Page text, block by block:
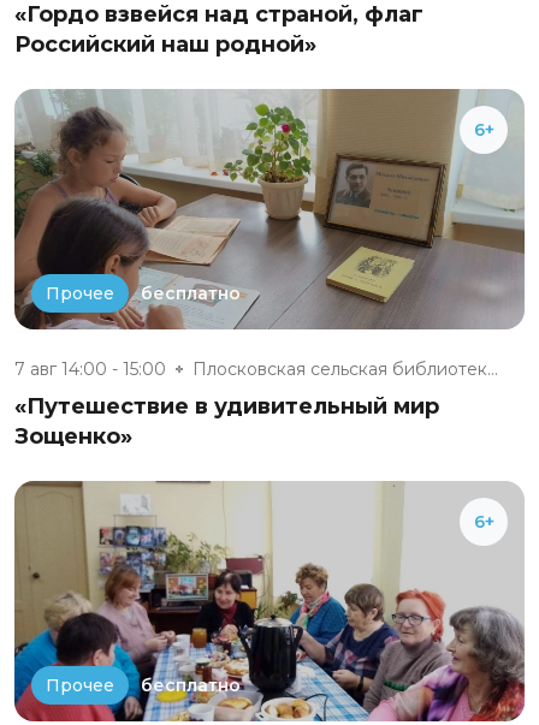
«Гордо взвейся над страной, флаг
Российский наш родной»
6+
Прочее бесплатно
7 авг 14:00 - 15:00 Плосковская сельская библиотек...
«Путешествие в удивительный мир
Зощенко»
6+
Прочее бесплатно